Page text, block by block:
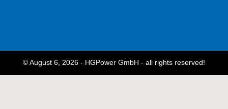
© August 6, 2026 - HGPower GmbH - all rights reserved!